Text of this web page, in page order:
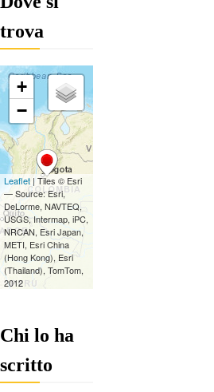
trova
Chi lo ha
scritto